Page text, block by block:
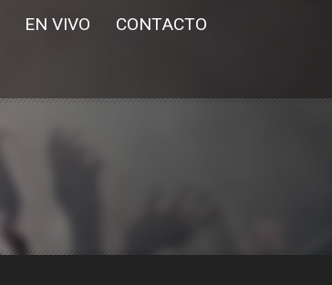
EN VIVO CONTACTO